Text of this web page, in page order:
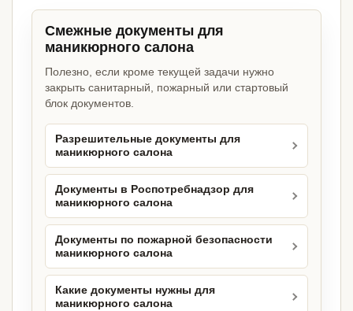
Смежные документы для
маникюрного салона
Полезно, если кроме текущей задачи нужно
закрыть санитарный, пожарный или стартовый
блок документов.
Разрешительные документы для
маникюрного салона
Документы в Роспотребнадзор для
маникюрного салона
Документы по пожарной безопасности
маникюрного салона
Какие документы нужны для
маникюрного салона